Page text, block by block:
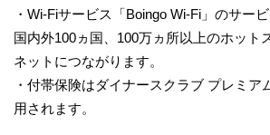
・Wi-Fiサービス「Boingo Wi-Fi」のサービ
国内外100ヵ国、100万ヵ所以上のホット
ネットにつながります。
・付帯保険はダイナースクラブ プレミア
用されます。